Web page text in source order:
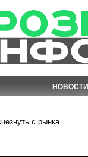
НОВОСТИ
с рынка